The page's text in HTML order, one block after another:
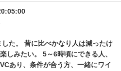
た。 昔に比べかなり人は減ったけ
しみたい。 5～6時頃にできる人、
あり、条件が合う方、一緒にワイ